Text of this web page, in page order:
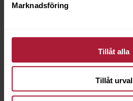
Marknadsföring
Tillåt alla
Tillåt urval